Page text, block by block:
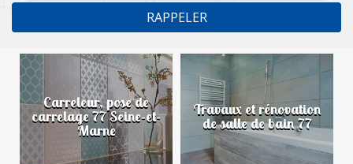
Carreleur, pose de
carrelage 77 Seine-et-
Marne
Travaux et rénovation
de salle de bain 77